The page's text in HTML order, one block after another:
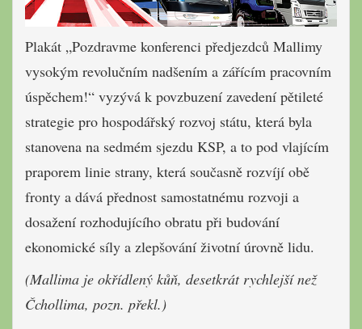
Plakát „Pozdravme konferenci předjezdců Mallimy
vysokým revolučním nadšením a zářícím pracovním
úspěchem!“ vyzývá k povzbuzení zavedení pětileté
strategie pro hospodářský rozvoj státu, která byla
stanovena na sedmém sjezdu KSP, a to pod vlajícím
praporem linie strany, která současně rozvíjí obě
fronty a dává přednost samostatnému rozvoji a
dosažení rozhodujícího obratu při budování
ekonomické síly a zlepšování životní úrovně lidu.
(Mallima je okřídlený kůň, desetkrát rychlejší než
Čchollima, pozn. překl.)